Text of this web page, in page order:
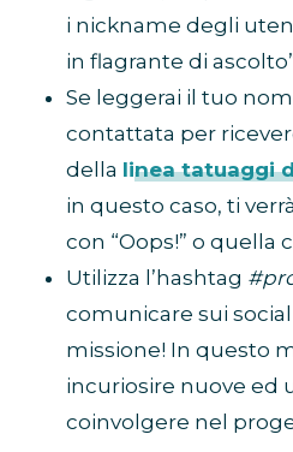
i nickname degli
in flagrante di
Se leggerai il tuo
contattata per
della linea tatuaggi
in questo caso, ti
con “Oops!” o quella
Utilizza l’hashtag
comunicare sui
missione! In questo
incuriosire nuove ed
coinvolgere nel